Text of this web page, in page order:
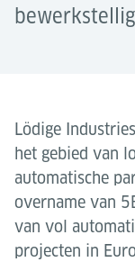
Lödige
het gebied van
automatische
overname van
van vol
projecten in